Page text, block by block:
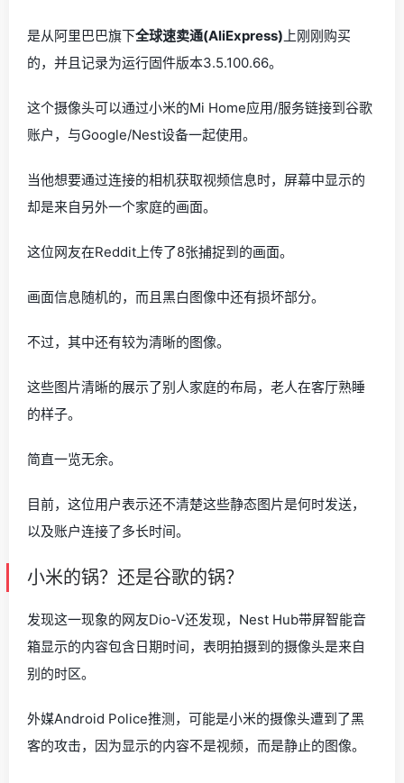
是从阿里巴巴旗下全球速卖通(AliExpress)上刚刚购买
的，并且记录为运行固件版本3.5.100.66。
这个摄像头可以通过小米的Mi Home应用/服务链接到谷歌
账户，与Google/Nest设备一起使用。
当他想要通过连接的相机获取视频信息时，屏幕中显示的
却是来自另外一个家庭的画面。
这位网友在Reddit上传了8张捕捉到的画面。
画面信息随机的，而且黑白图像中还有损坏部分。
不过，其中还有较为清晰的图像。
这些图片清晰的展示了别人家庭的布局，老人在客厅熟睡
的样子。
简直一览无余。
目前，这位用户表示还不清楚这些静态图片是何时发送，
以及账户连接了多长时间。
小米的锅？还是谷歌的锅？
发现这一现象的网友Dio-V还发现，Nest Hub带屏智能音
箱显示的内容包含日期时间，表明拍摄到的摄像头是来自
别的时区。
外媒Android Police推测，可能是小米的摄像头遭到了黑
客的攻击，因为显示的内容不是视频，而是静止的图像。